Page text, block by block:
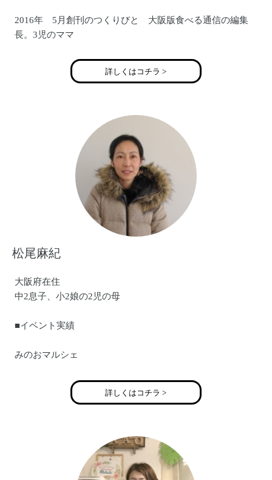
https://www.instagram.com/behappyhandmadeaccessory/
(こちらを中心に活動しています。ほぼ毎日更新。最新情報
◆WEB SHOP
2016年 5月創刊のつくりびと 大阪版食べる通信の編集
長。3児のママ
詳しくはコチラ >
松尾麻紀
大阪府在住
中2息子、小2娘の2児の母
■イベント実績
みのおマルシェ
ハピママフェスティバル
ポーアルア1dayショップ など
詳しくはコチラ >